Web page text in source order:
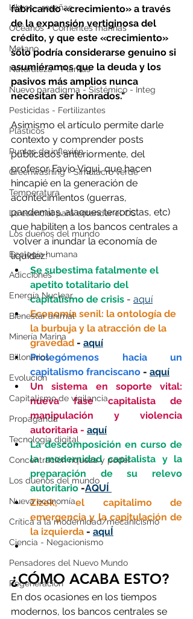
Libros - reseñas
Océanos - Corrientes marinas
Metano
Naturaleza - Plantas
Nuevo paradigma - Sistémico - Integ
Pesticidas - Fertilizantes
Plásticos
Puntos de inflexión
Greenwashing - Simulacro verde
Temperatura
Lo esencial para entender el CC
Los dueños del mundo
Ecología humana
Adicciones
Energía Nuclear
Bienestar animal
Minería Marina
Billonarios
Evolución
Capitalismo de vigilancia
Propaganda
Tecnología digital
Concentración riqueza y poder
Los dueños del mundo
Nueva economía
Crítica a la modernidad/mecanicismo
Ciencia - Negacionismo
Pensadores del Nuevo Mundo
Regeneración
fabricando «crecimiento» a través
de la expansión vertiginosa del
crédito, y que este «crecimiento»
sólo podría considerarse genuino si
asumiéramos que la deuda y los
pasivos más amplios nunca
necesitan ser honrados."
Asimismo el artículo permite darle
contexto y comprender posts
publicados anteriormente, del
profesor Favio Vigui, que hacen
hincapié en la generación de
acontecimientos (guerras,
pandemias, ataques terroristas, etc)
que habiliten a los bancos centrales a
volver a inundar la economía de
liquidez:
Se subestima fatalmente el
apetito totalitario del
capitalismo de crisis - aquí
Economía senil: la ontología de
la burbuja y la atracción de la
gravedad - aquí
Prolegómenos hacia un
capitalismo franciscano - aquí
Un sistema en soporte vital:
nueva fase capitalista de
manipulación y violencia
autoritaria - aquí
La descomposición en curso de
la modernidad capitalista y la
preparación de su relevo
autoritario -AQUÍ
Zizek, el capitalimo de
emergencia y la capitulación de
la izquierda - aquÍ
¿CÓMO ACABA ESTO?
En dos ocasiones en los tiempos
modernos, los bancos centrales se